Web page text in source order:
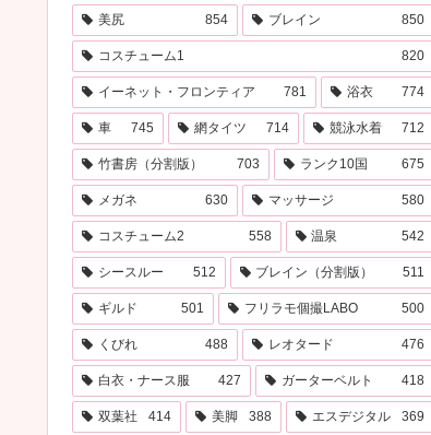
美尻 854 ブレイン 850
コスチューム1 820
イーネット・フロンティア 781 浴衣 774
車 745 網タイツ 714 競泳水着 712
竹書房（分割版） 703 ランク10国 675
メガネ 630 マッサージ 580
コスチューム2 558 温泉 542
シースルー 512 ブレイン（分割版） 511
ギルド 501 フリラモ個撮LABO 500
くびれ 488 レオタード 476
白衣・ナース服 427 ガーターベルト 418
双葉社 414 美脚 388 エスデジタル 369